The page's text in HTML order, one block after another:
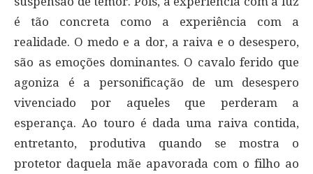
é tão concreta como a experiência com a
realidade. O medo e a dor, a raiva e o desespero,
são as emoções dominantes. O cavalo ferido que
agoniza é a personificação de um desespero
vivenciado por aqueles que perderam a
esperança. Ao touro é dada uma raiva contida,
entretanto, produtiva quando se mostra o
protetor daquela mãe apavorada com o filho ao